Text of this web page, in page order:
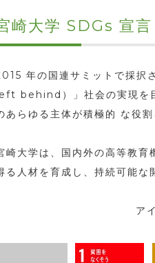
崎大学 SDGs 宣言
年の国連サミットで採
behind）」社会の実現を
あらゆる主体が積極的 な役
崎大学は、国内外の高等教育
る人材を育成し、持続可能な
ア